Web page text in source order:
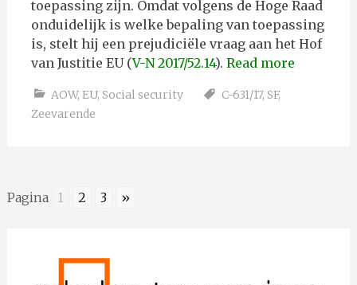
toepassing zijn. Omdat volgens de Hoge Raad
onduidelijk is welke bepaling van toepassing
is, stelt hij een prejudiciële vraag aan het Hof
van Justitie EU (V-N 2017/52.14). Read more
AOW, EU, Social security C-631/17, SF,
Zeevarende
Pagina 1 2 3 »